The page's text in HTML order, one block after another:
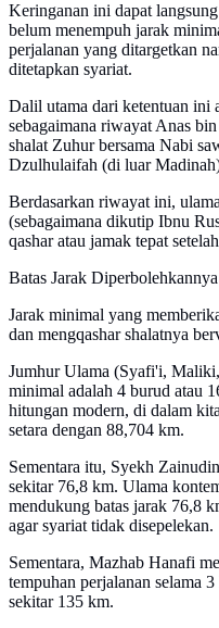
Keringanan ini dapat
belum menempuh jarak
perjalanan yang ditargetkan
ditetapkan syariat.
Dalil utama dari ketentuan ini
sebagaimana riwayat Anas
shalat Zuhur bersama Nabi
Dzulhulaifah (di luar
Berdasarkan riwayat ini,
(sebagaimana dikutip Ibnu
qashar atau jamak tepat
Batas Jarak
Jarak minimal yang
dan mengqashar shalatnya
Jumhur Ulama (Syafi'i,
minimal adalah 4 burud atau
hitungan modern, di dalam
setara dengan 88,704 km.
Sementara itu, Syekh
sekitar 76,8 km. Ulama
mendukung batas jarak 76,8
agar syariat tidak disepelekan.
Sementara, Mazhab Hanafi
tempuhan perjalanan selama
sekitar 135 km.